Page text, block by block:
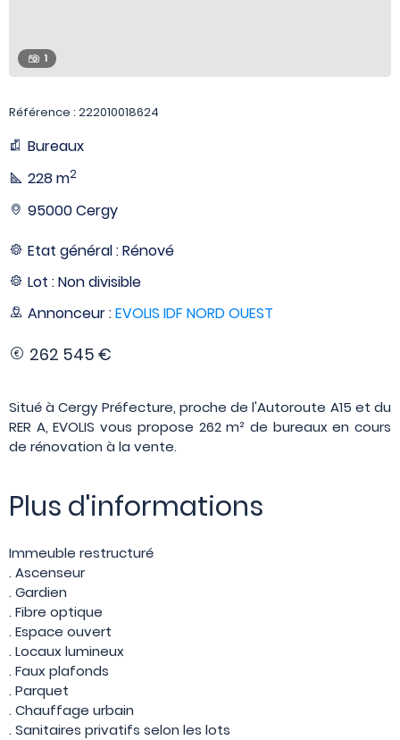
1
Référence : 222010018624
Bureaux
228 m2
95000 Cergy
Etat général : Rénové
Lot : Non divisible
Annonceur :EVOLIS IDF NORD OUEST
262 545 €
Situé à Cergy Préfecture, proche de l'Autoroute A15 et du
RER A, EVOLIS vous propose 262 m² de bureaux en cours
de rénovation à la vente.
Plus d'informations
Immeuble restructuré
. Ascenseur
. Gardien
. Fibre optique
. Espace ouvert
. Locaux lumineux
. Faux plafonds
. Parquet
. Chauffage urbain
. Sanitaires privatifs selon les lots